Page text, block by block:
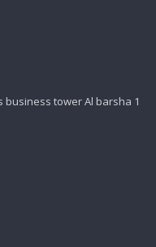
business tower Al barsha 1